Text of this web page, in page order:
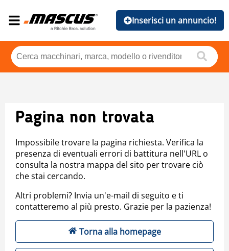
Inserisci un annuncio!
Pagina non trovata
Impossibile trovare la pagina richiesta. Verifica la
presenza di eventuali errori di battitura nell'URL o
consulta la nostra mappa del sito per trovare ciò
che stai cercando.
Altri problemi? Invia un'e-mail di seguito e ti
contatteremo al più presto. Grazie per la pazienza!
Torna alla homepage